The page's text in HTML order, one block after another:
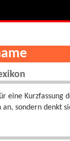
eine Kurzfassung
sondern denkt